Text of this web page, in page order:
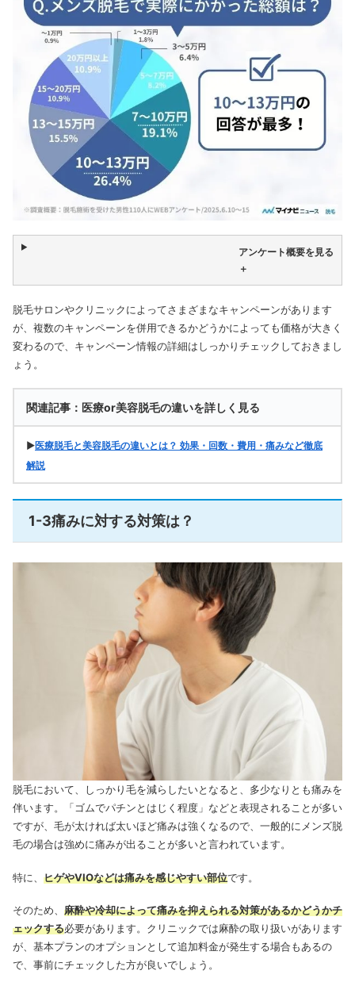
アンケート概要を見る
＋
脱毛サロンやクリニックによってさまざまなキャンペーンがあります
が、複数のキャンペーンを併用できるかどうかによっても価格が大きく
変わるので、キャンペーン情報の詳細はしっかりチェックしておきまし
ょう。
関連記事：医療or美容脱毛の違いを詳しく見る
▶医療脱毛と美容脱毛の違いとは？ 効果・回数・費用・痛みなど徹底
解説
1-3痛みに対する対策は？
脱毛において、しっかり毛を減らしたいとなると、多少なりとも痛みを
伴います。「ゴムでパチンとはじく程度」などと表現されることが多い
ですが、毛が太ければ太いほど痛みは強くなるので、一般的にメンズ脱
毛の場合は強めに痛みが出ることが多いと言われています。
特に、 ヒゲやVIOなどは痛みを感じやすい部位です。
そのため、 麻酔や冷却によって痛みを抑えられる対策があるかどうかチ
ェックする必要があります。クリニックでは麻酔の取り扱いがあります
が、基本プランのオプションとして追加料金が発生する場合もあるの
で、事前にチェックした方が良いでしょう。